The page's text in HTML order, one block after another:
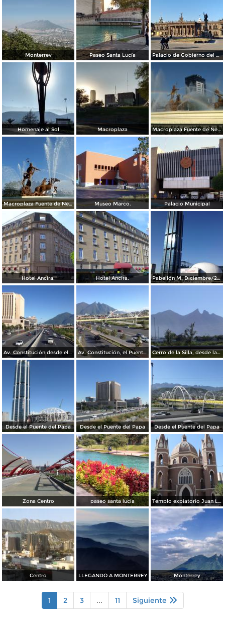
Monterrey Paseo Santa Lucía Palacio de Gobierno del Estado
Homenaje al Sol Macroplaza Macroplaza Fuente de Neptuno
Macroplaza Fuente de Neptuno Museo Marco. Palacio Municipal
Hotel Ancira. Hotel Ancira. Pabellón M. Diciembre/2016
Av. Constitución desde el Pabellon M. Diciembre/2016 Av. Constitución, el Puente del Papa y el cerro de La Silla. Diciembre/2016 Cerro de la Silla, desde la Clínica IMSS 23 Ginecología
Desde el Puente del Papa Desde el Puente del Papa Desde el Puente del Papa
Zona Centro paseo santa lucia Templo expiatorio Juan Luis Gonzaga
Centro LLEGANDO A MONTERREY Monterrey
1 2 3 ... 11 Siguiente